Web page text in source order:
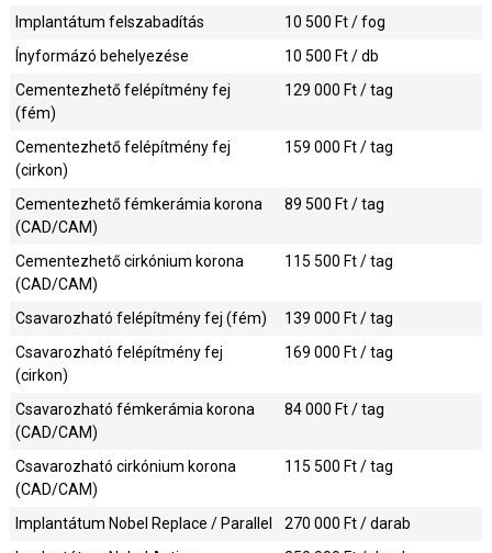
10 500 Ft / fog
Implantátum felszabadítás
10 500 Ft / db
Ínyformázó behelyezése
129 000 Ft / tag
Cementezhető felépítmény fej
(fém)
159 000 Ft / tag
Cementezhető felépítmény fej
(cirkon)
89 500 Ft / tag
Cementezhető fémkerámia korona
(CAD/CAM)
115 500 Ft / tag
Cementezhető cirkónium korona
(CAD/CAM)
139 000 Ft / tag
Csavarozható felépítmény fej (fém)
169 000 Ft / tag
Csavarozható felépítmény fej
(cirkon)
84 000 Ft / tag
Csavarozható fémkerámia korona
(CAD/CAM)
115 500 Ft / tag
Csavarozható cirkónium korona
(CAD/CAM)
270 000 Ft / darab
Implantátum Nobel Replace / Parallel